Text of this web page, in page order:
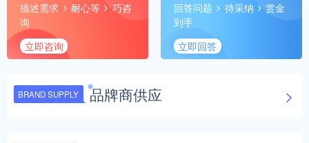
描述需求 耐心等
巧咨
询
立即咨询
回答问题 待采纳
赏金
到手
立即回答
BRAND SUPPLY 品牌商供应